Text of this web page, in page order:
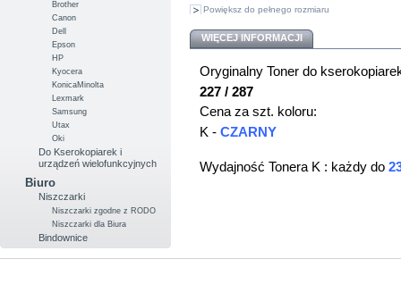
Brother
Canon
Dell
Epson
HP
Kyocera
KonicaMinolta
Lexmark
Samsung
Utax
Oki
Do Kserokopiarek i
urządzeń wielofunkcyjnych
Biuro
Niszczarki
Niszczarki zgodne z RODO
Niszczarki dla Biura
Bindownice
Powiększ do pełnego rozmiaru
WIĘCEJ INFORMACJI
Oryginalny Toner do
227 / 287
Cena za szt. koloru:
K - CZARNY
Wydajność Tonera K : każdy do